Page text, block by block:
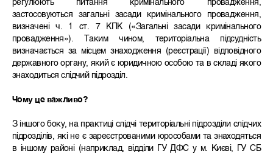
регулюють питання кримінального провадження,
застосовуються загальні засади кримінального провадження,
визначені ч. 1 ст. 7 КПК («Загальні засади кримінального
провадження»). Таким чином, територіальна підсудність
визначається за місцем знаходження (реєстрації) відповідного
державного органу, який є юридичною особою та в складі якого
знаходиться слідчий підрозділ.
Чому це важливо?
З іншого боку, на практиці слідчі територіальні підрозділи слідчих
підрозділів, які не є зареєстрованими юрособами та знаходяться
в іншому районі (наприклад, відділи ГУ ДФС у м. Києві, ГУ СБ